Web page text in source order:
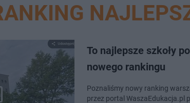
To najlepsze szkoły
nowego rankingu
Poznaliśmy nowy ranking
przez portal WaszaEdukacja.pl